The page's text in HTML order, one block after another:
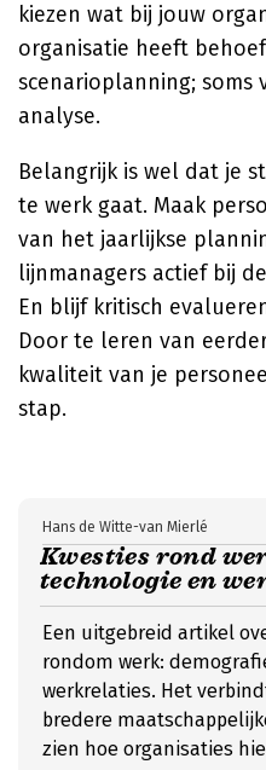
kiezen wat bij jouw
organisatie heeft
scenarioplanning;
analyse.
Belangrijk is wel dat je
te werk gaat. Maak
van het jaarlijkse
lijnmanagers actief bij
En blijf kritisch
Door te leren van
kwaliteit van je
stap.
Kwesties rond
technologie en
Hans de Witte-van Mierlé
Een uitgebreid artikel
rondom werk:
werkrelaties. Het
bredere
zien hoe organisaties